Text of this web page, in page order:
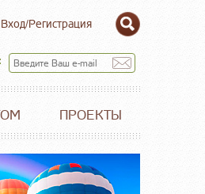
Вход/Регистрация
ПРОЕКТЫ